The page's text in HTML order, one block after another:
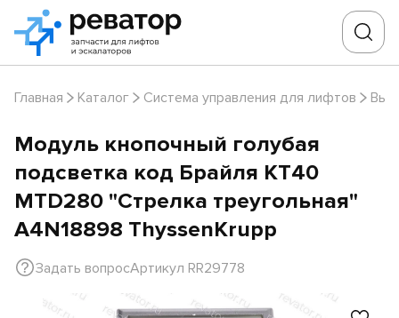
Главная Каталог Система управления для лифтов
Модуль кнопочный голубая
подсветка код Брайля KT40
MTD280 "Стрелка треугольная"
A4N18898 ThyssenKrupp
Задать вопросАртикул RR29778